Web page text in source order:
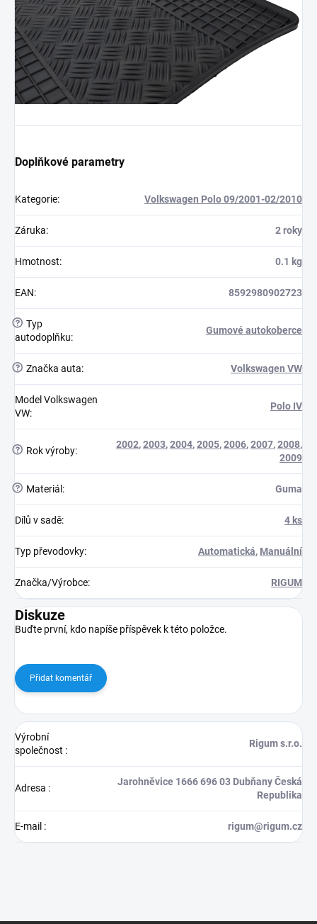
Doplňkové parametry
Kategorie: Volkswagen Polo 09/2001-02/2010
Záruka: 2 roky
Hmotnost: 0.1 kg
EAN: 8592980902723
? Typ
autodoplňku:
Gumové autokoberce
? Značka auta: Volkswagen VW
Model Volkswagen
VW:
Polo IV
? Rok výroby:
2002,2003,2004,2005,2006,2007,2008,
2009
? Materiál : Guma
Dílů v sadě: 4 ks
Typ převodovky: Automatická, Manuální
Značka/Výrobce: RIGUM
Diskuze
Buďte první, kdo napíše příspěvek k této položce.
Přidat komentář
Výrobní
společnost :
Rigum s.r.o.
Adresa :
Jarohněvice 1666 696 03 Dubňany Česká
Republika
E-mail : rigum@rigum.cz